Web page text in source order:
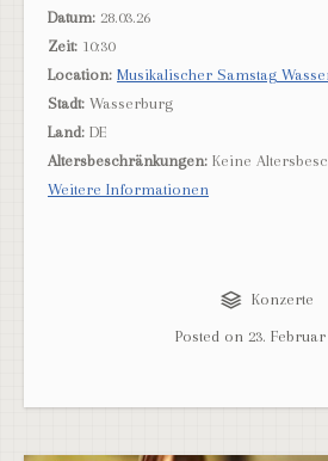
Datum: 28.03.26
Zeit: 10:30
Location: Musikalischer Samstag
Stadt: Wasserburg
Land: DE
Altersbeschränkungen: Keine
Weitere Informationen
Konzerte
Posted on 23. Februar